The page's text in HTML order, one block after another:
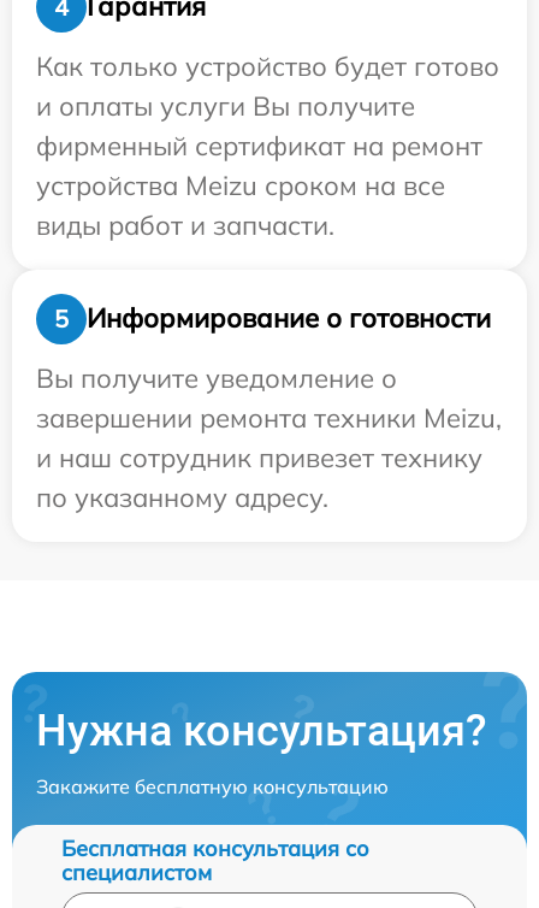
4
Как только устройство будет готово
и оплаты услуги Вы получите
фирменный сертификат на ремонт
устройства Meizu сроком на все
виды работ и запчасти.
5
Информирование о готовности
Вы получите уведомление о
завершении ремонта техники Meizu,
и наш сотрудник привезет технику
по указанному адресу.
Нужна консультация?
Закажите бесплатную консультацию
Бесплатная консультация со
специалистом